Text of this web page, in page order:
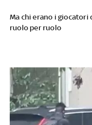
Ma chi erano i
ruolo per ruolo